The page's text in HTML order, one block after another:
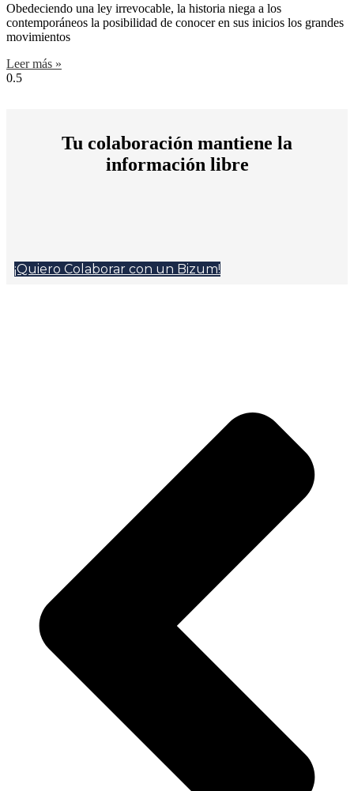
Obedeciendo una ley irrevocable, la historia niega a los
contemporáneos la posibilidad de conocer en sus inicios los grandes
movimientos
Leer más »
Tu colaboración mantiene la
información libre
¡Quiero Colaborar con un Bizum!